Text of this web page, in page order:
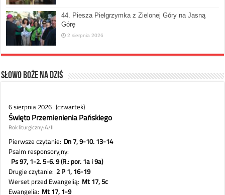
44. Piesza Pielgrzymka z Zielonej Góry na Jasną
Górę
2 sierpnia 2026
Słowo Boże na dziś